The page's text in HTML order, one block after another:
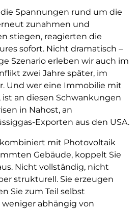
Spannungen rund um die
zunahmen und
stiegen, reagierten die
sofort. Nicht dramatisch –
Szenario erleben wir auch im
zwei Jahre später, im
Und wer eine Immobilie mit
an diesen Schwankungen
in Nahost, an
Exporten aus den USA.
mit Photovoltaik
Gebäude, koppelt Sie
Nicht vollständig, nicht
strukturell. Sie erzeugen
Sie zum Teil selbst
weniger abhängig von